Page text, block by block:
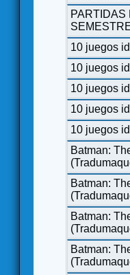
PARTIDAS
10 juegos
10 juegos
10 juegos
10 juegos
10 juegos
Batman:
Batman:
Batman:
Batman: